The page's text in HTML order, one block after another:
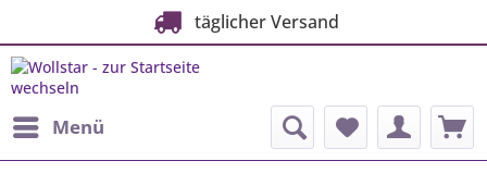
täglicher Versand
Menü